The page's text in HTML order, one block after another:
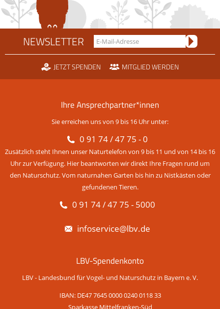
NEWSLETTER
JETZT SPENDEN MITGLIED WERDEN
Ihre Ansprechpartner*innen
Sie erreichen uns von 9 bis 16 Uhr unter:
0 91 74 / 47 75 - 0
Zusätzlich steht Ihnen unser Naturtelefon von 9 bis 11 und von 14 bis 16
Uhr zur Verfügung. Hier beantworten wir direkt Ihre Fragen rund um
den Naturschutz. Vom naturnahen Garten bis hin zu Nistkästen oder
gefundenen Tieren.
0 91 74 / 47 75 - 5000
infoservice@lbv.de
LBV-Spendenkonto
LBV - Landesbund für Vogel- und Naturschutz in Bayern e. V.
IBAN: DE47 7645 0000 0240 0118 33
Sparkasse Mittelfranken-Süd